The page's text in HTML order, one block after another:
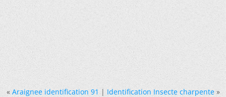
« Araignee identification 91|Identification Insecte charpente »